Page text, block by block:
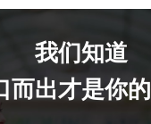
我们知道
而出才是你